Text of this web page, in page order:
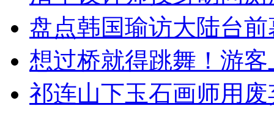
盘点韩国瑜访大陆台
想过桥就得跳舞！游客
祁连山下玉石画师用